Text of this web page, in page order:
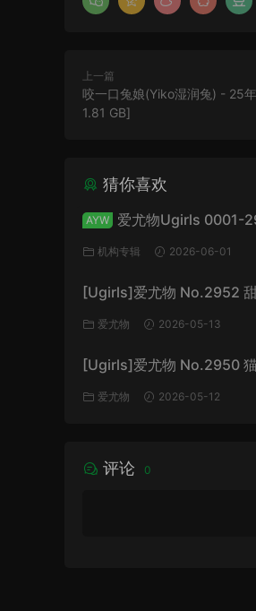
上一篇
咬一口兔娘(Yiko湿润兔) - 25
1.81 GB]
猜你喜欢
AYW 爱尤物Ugirls 0001-
[74766P+/147GB]
机构专辑 2026-06-01
[Ugirls]爱尤物 No.2952
爱尤物 2026-05-13
[Ugirls]爱尤物 No.2950
爱尤物 2026-05-12
评论 0